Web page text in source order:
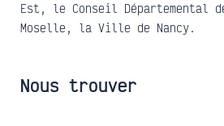
Est, le Conseil Départemental
Moselle, la Ville de Nancy.
Nous trouver